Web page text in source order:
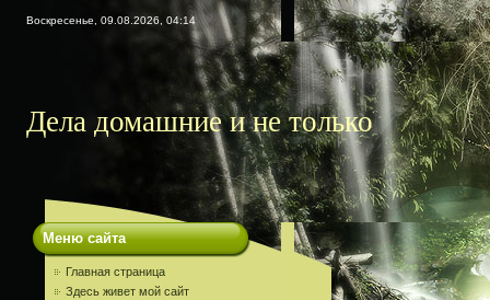
Воскресенье, 09.08.2026, 04:14
Дела домашние и не только
Меню сайта
Главная страница
Здесь живет мой сайт